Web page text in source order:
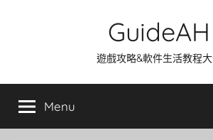
GuideAH
遊戲攻略&軟件生活教程
Menu